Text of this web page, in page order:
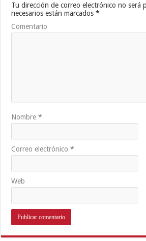
Tu dirección de correo electrónico no será
necesarios están marcados*
Comentario
Nombre*
Correo electrónico*
Web